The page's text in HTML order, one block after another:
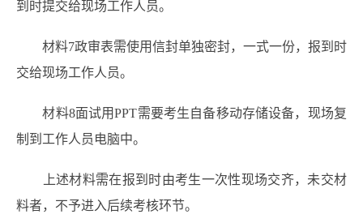
到时提交给现场工作人员。
材料7政审表需使用信封单独密封，一式一份，报到时
交给现场工作人员。
材料8面试用PPT需要考生自备移动存储设备，现场复
制到工作人员电脑中。
上述材料需在报到时由考生一次性现场交齐，未交材
料者，不予进入后续考核环节。